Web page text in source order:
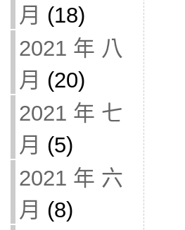
月 (18)
2021 年 八
月 (20)
2021 年 七
月 (5)
2021 年 六
月 (8)